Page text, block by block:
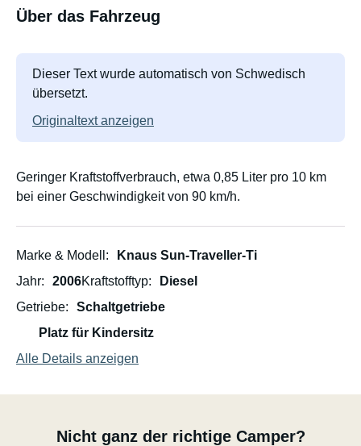
Über das Fahrzeug
Dieser Text wurde automatisch von Schwedisch
übersetzt.
Originaltext anzeigen
Geringer Kraftstoffverbrauch, etwa 0,85 Liter pro 10 km
bei einer Geschwindigkeit von 90 km/h.
Marke & Modell
Knaus Sun-Traveller-Ti
Jahr
2006Kraftstofftyp
Diesel
Getriebe
Schaltgetriebe
Platz für Kindersitz
Alle Details anzeigen
Nicht ganz der richtige Camper?